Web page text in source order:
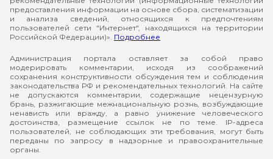
предоставления информации на основе сбора, систематизации
и анализа сведений, относящихся к предпочтениям
пользователей сети "Интернет", находящихся на территории
Российской Федерации)». Подробнее
Администрация портала оставляет за собой право
модерировать комментарии, исходя из соображений
сохранения конструктивности обсуждения тем и соблюдения
законодательства РФ и рекомендательных технологий. На сайте
не допускаются комментарии, содержащие нецензурную
брань, разжигающие межнациональную рознь, возбуждающие
ненависть или вражду, а равно унижение человеческого
достоинства, размещение ссылок не по теме. IP-адреса
пользователей, не соблюдающих эти требования, могут быть
переданы по запросу в надзорные и правоохранительные
органы.